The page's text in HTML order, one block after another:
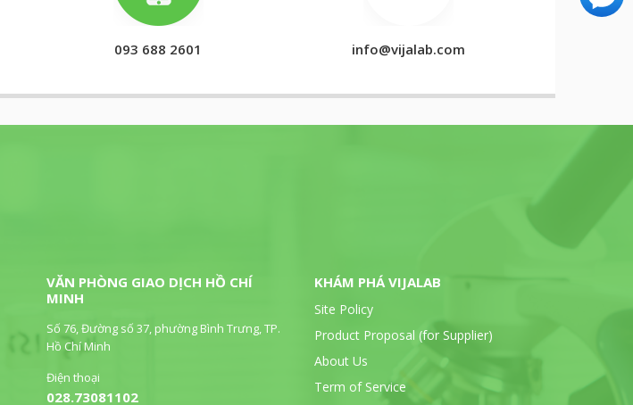
093 688 2601 info@vijalab.com
VĂN PHÒNG GIAO DỊCH HỒ CHÍ
MINH
Số 76, Đường số 37, phường Bình Trưng, TP.
Hồ Chí Minh
Điện thoại
028.73081102
KHÁM PHÁ VIJALAB
Site Policy
Product Proposal (for Supplier)
About Us
Term of Service